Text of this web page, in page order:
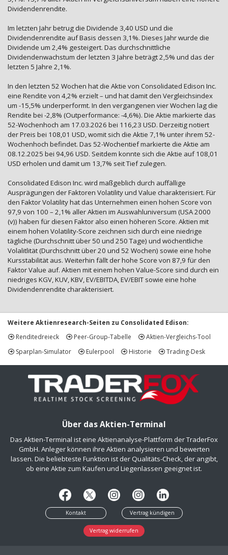
Dividendenrendite.
Im letzten Jahr betrug die Dividende 3,40 USD und die
Dividendenrendite auf Basis dessen 3,1%. Dieses Jahr wurde die
Dividende um 2,4% gesteigert. Das durchschnittliche
Dividendenwachstum der letzten 3 Jahre beträgt 2,5% und das der
letzten 5 Jahre 2,1%.
In den letzten 52 Wochen hat die Aktie von Consolidated Edison Inc.
eine Rendite von 4,2% erzielt – und hat damit den Vergleichsindex
um -15,5% underperformt. In den vergangenen vier Wochen lag die
Rendite bei -2,8% (Outperformance: -4,6%). Die Aktie markierte das
52-Wochenhoch am 17.03.2026 bei 116,23 USD. Derzeitig notiert
der Preis bei 108,01 USD, womit sich die Aktie 7,1% unter ihrem 52-
Wochenhoch befindet. Das 52-Wochentief markierte die Aktie am
08.12.2025 bei 94,96 USD. Seitdem konnte sich die Aktie auf 108,01
USD erholen und damit um 13,7% seit Tief zulegen.
Consolidated Edison Inc. wird maßgeblich durch auffällige
Ausprägungen der Faktoren Volatility und Value charakterisiert. Für
den Faktor Volatility hat das Unternehmen einen hohen Score von
97,9 von 100 – 2,1% aller Aktien im Auswahluniversum (USA 2000
(v)) haben für diesen Faktor also einen höheren Score. Aktien mit
einem hohen Volatility-Score zeichnen sich durch eine niedrige
tägliche (Durchschnitt über 50 und 250 Tage) und wöchentliche
Volalitlität (Durchschnitt über 20 und 52 Wochen) sowie eine hohe
Kursstabilität aus. Weiterhin fällt der hohe Score von 87,9 für den
Faktor Value auf. Aktien mit einem hohen Value-Score sind durch ein
niedriges KGV, KUV, KBV, EV/EBITDA, EV/EBIT sowie eine hohe
Dividendenrendite charakterisiert.
Weitere Aktienresearch-Seiten zu Consolidated Edison:
Renditedreieck
Peer-Group-Tabelle
Aktien-Vergleichs-Tool
Sparplan-Simulator
Eulerpool Historie Trading-Desk
Über das Aktien-Terminal
Das Aktien-Terminal ist eine Aktienanalyse-Plattform der TraderFox
GmbH. Anleger können ihre Aktien analysieren und bewerten
lassen. Die beliebteste Funktion ist der Qualitäts-Check, der angibt,
ob eine Aktie zum Kaufen und Liegenlassen geeignet ist.
Kontakt Vertrag kündigen
Vertrag widerrufen